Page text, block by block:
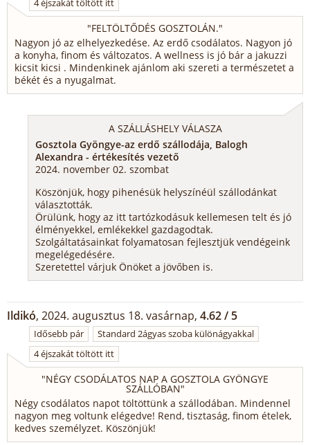
4 éjszakát töltött itt
"FELTÖLTŐDÉS GOSZTOLÁN."
Nagyon jó az elhelyezkedése. Az erdő csodálatos. Nagyon jó
a konyha, finom és változatos. A wellness is jó bár a jakuzzi
kicsit kicsi . Mindenkinek ajánlom aki szereti a természetet a
békét és a nyugalmat.
A SZÁLLÁSHELY VÁLASZA
Gosztola Gyöngye-az erdő szállodája, Balogh
Alexandra - értékesítés vezető
2024. november 02. szombat
Köszönjük, hogy pihenésük helyszínéül szállodánkat
választották.
Örülünk, hogy az itt tartózkodásuk kellemesen telt és jó
élményekkel, emlékekkel gazdagodtak.
Szolgáltatásainkat folyamatosan fejlesztjük vendégeink
megelégedésére.
Szeretettel várjuk Önöket a jövőben is.
Ildikó, 2024. augusztus 18. vasárnap, 4.62 / 5
Idősebb pár
Standard 2ágyas szoba különágyakkal
4 éjszakát töltött itt
"NÉGY CSODÁLATOS NAP A GOSZTOLA GYÖNGYE
SZÁLLÓBAN"
Négy csodálatos napot töltöttünk a szállodában. Mindennel
nagyon meg voltunk elégedve! Rend, tisztaság, finom ételek,
kedves személyzet. Köszönjük!